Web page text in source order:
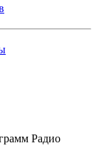
Радио